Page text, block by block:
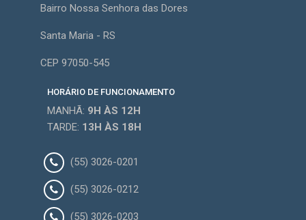
Bairro Nossa Senhora das Dores
Santa Maria - RS
CEP 97050-545
HORÁRIO DE FUNCIONAMENTO
MANHÃ: 9H ÀS 12H
TARDE: 13H ÀS 18H
(55) 3026-0201
(55) 3026-0212
(55) 3026-0203